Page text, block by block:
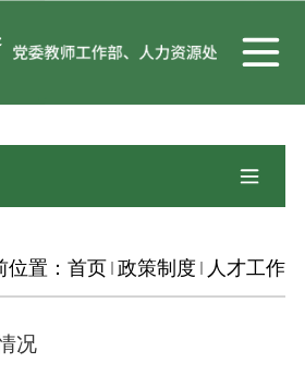
位置：首页 政策制度 人才工作
况